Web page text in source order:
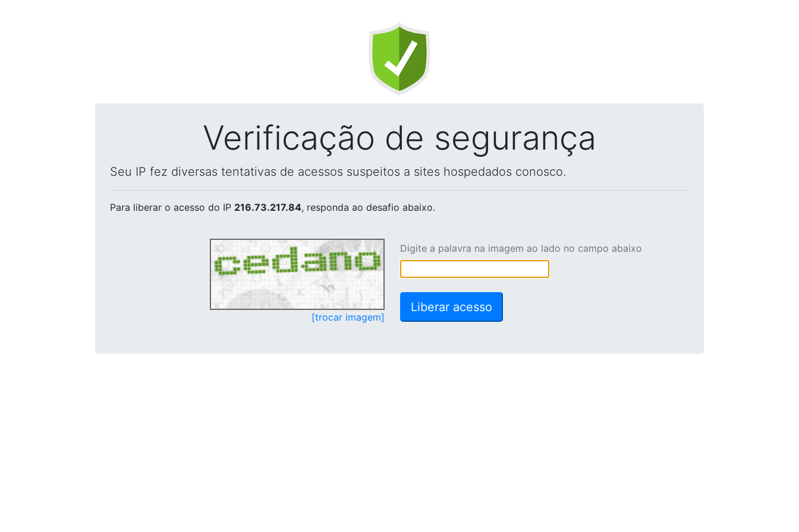
Verificação de segurança
Seu IP fez diversas tentativas de acessos suspeitos a sites hospedados conosco.
Para liberar o acesso do IP 216.73.217.84, responda ao desafio abaixo.
[trocar imagem]
Digite a palavra na imagem ao lado no campo abaixo